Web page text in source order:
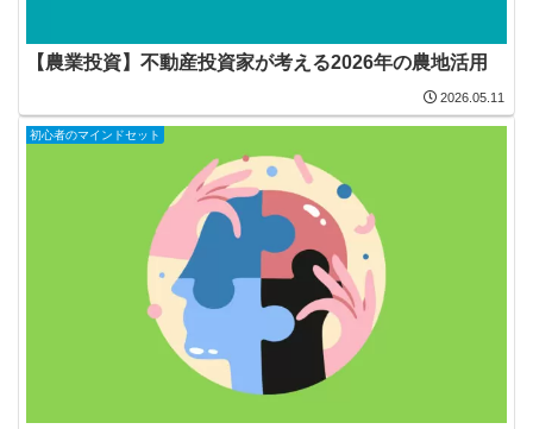
【農業投資】不動産投資家が考える2026年の農地活用
2026.05.11
初心者のマインドセット